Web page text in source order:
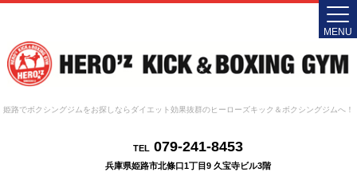
姫路でボクシングジムをお探しならダイエット効果抜群のヒーローズキック＆ボクシングジムへ！
TEL079-241-8453
兵庫県姫路市北條口1丁目9 久宝寺ビル3階
MENU